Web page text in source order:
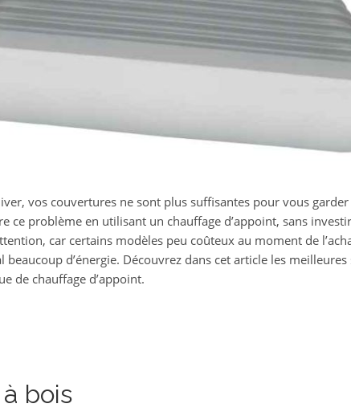
vos couvertures ne sont plus suffisantes pour vous garder
ce problème en utilisant un chauffage d’appoint, sans
car certains modèles peu coûteux au moment de
beaucoup d’énergie. Découvrez dans cet article les
de chauffage d’appoint.
bois